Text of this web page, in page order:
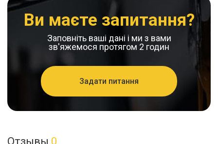
Ви маєте запитання?
Заповніть ваші дані і ми з вами
зв'яжемося протягом 2 годин
Задати питання
Отзывы 0